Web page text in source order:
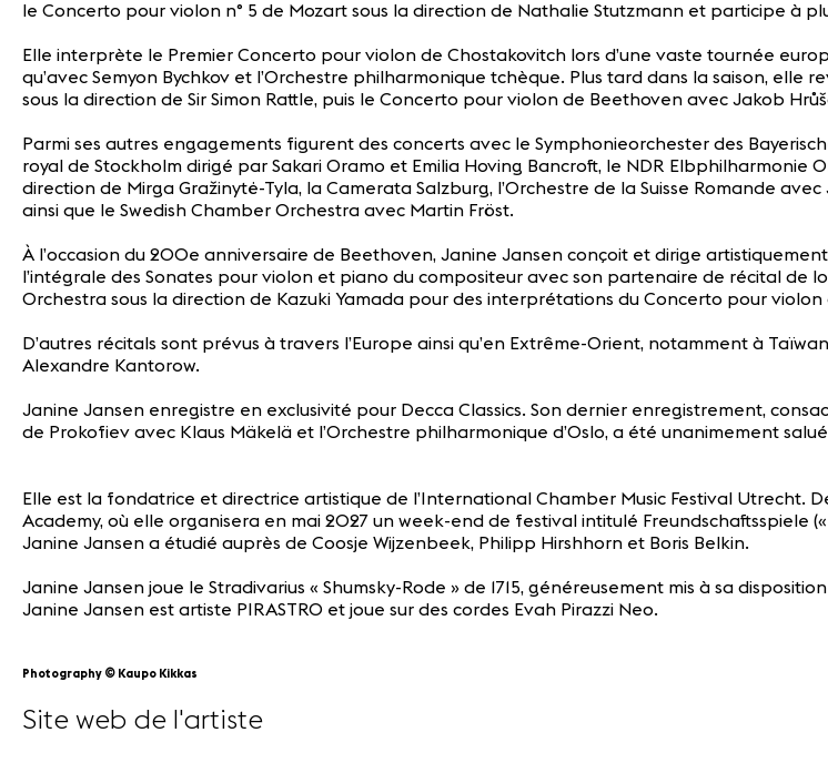
le Concerto pour violon n° 5 de Mozart sous la direction de Nathalie Stutzmann et participe à
Elle interprète le Premier Concerto pour violon de Chostakovitch lors d’une vaste tournée
qu’avec Semyon Bychkov et l’Orchestre philharmonique tchèque. Plus tard dans la saison,
sous la direction de Sir Simon Rattle, puis le Concerto pour violon de Beethoven avec Jakob
Parmi ses autres engagements figurent des concerts avec le Symphonieorchester des
royal de Stockholm dirigé par Sakari Oramo et Emilia Hoving Bancroft, le NDR Elbphilharmonie
direction de Mirga Gražinytė-Tyla, la Camerata Salzburg, l’Orchestre de la Suisse Romande
ainsi que le Swedish Chamber Orchestra avec Martin Fröst.
À l’occasion du 200e anniversaire de Beethoven, Janine Jansen conçoit et dirige
l’intégrale des Sonates pour violon et piano du compositeur avec son partenaire de récital de
Orchestra sous la direction de Kazuki Yamada pour des interprétations du Concerto pour
D’autres récitals sont prévus à travers l’Europe ainsi qu’en Extrême-Orient, notamment à
Alexandre Kantorow.
Janine Jansen enregistre en exclusivité pour Decca Classics. Son dernier enregistrement,
de Prokofiev avec Klaus Mäkelä et l’Orchestre philharmonique d’Oslo, a été unanimement
Elle est la fondatrice et directrice artistique de l’International Chamber Music Festival Utrecht.
Academy, où elle organisera en mai 2027 un week-end de festival intitulé Freundschaftsspiele («
Janine Jansen a étudié auprès de Coosje Wijzenbeek, Philipp Hirshhorn et Boris Belkin.
Janine Jansen joue le Stradivarius « Shumsky-Rode » de 1715, généreusement mis à sa
Janine Jansen est artiste PIRASTRO et joue sur des cordes Evah Pirazzi Neo.
Photography © Kaupo Kikkas
Site web de l'artiste